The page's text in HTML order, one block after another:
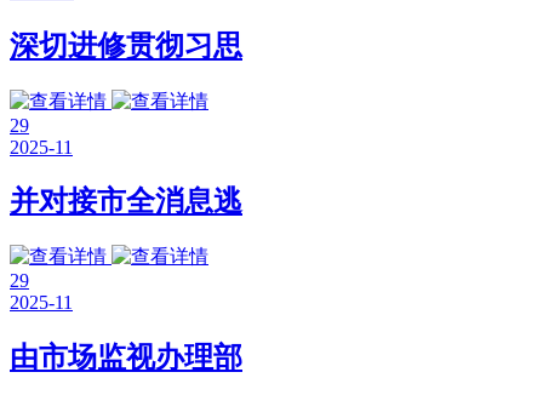
深切进修贯彻习思
29
2025-11
并对接市全消息逃
29
2025-11
由市场监视办理部